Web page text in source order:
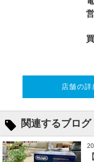
店舗の
関連するブログ